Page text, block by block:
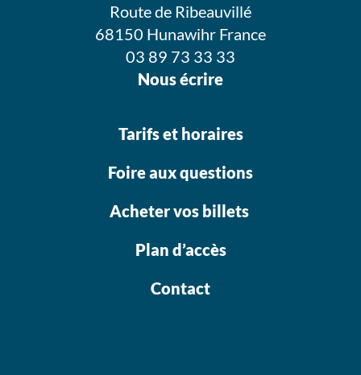
Route de Ribeauvillé
68150 Hunawihr France
03 89 73 33 33
Nous écrire
Tarifs et horaires
Foire aux questions
Acheter vos billets
Plan d’accès
Contact